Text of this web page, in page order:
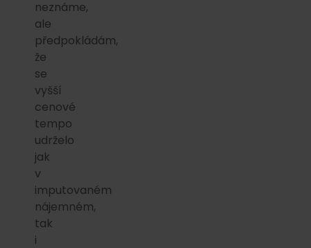
neznáme,
ale
předpokládám,
že
se
vyšší
cenové
tempo
udrželo
jak
v
imputovaném
nájemném,
tak
i